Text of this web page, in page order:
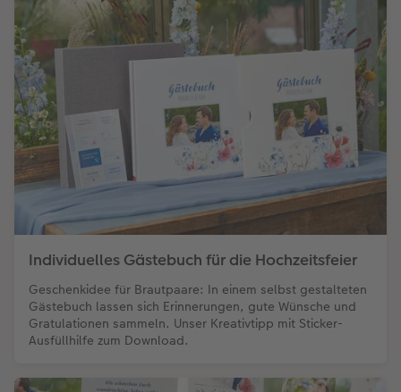
Individuelles Gästebuch für die Hochzeitsfeier
Geschenkidee für Brautpaare: In einem selbst gestalteten
Gästebuch lassen sich Erinnerungen, gute Wünsche und
Gratulationen sammeln. Unser Kreativtipp mit Sticker-
Ausfüllhilfe zum Download.